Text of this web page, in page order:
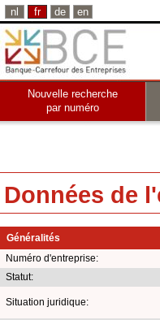
nl fr de en
Nouvelle recherche
par numéro
Données de
Généralités
Numéro d'entreprise:
Statut:
Situation juridique: